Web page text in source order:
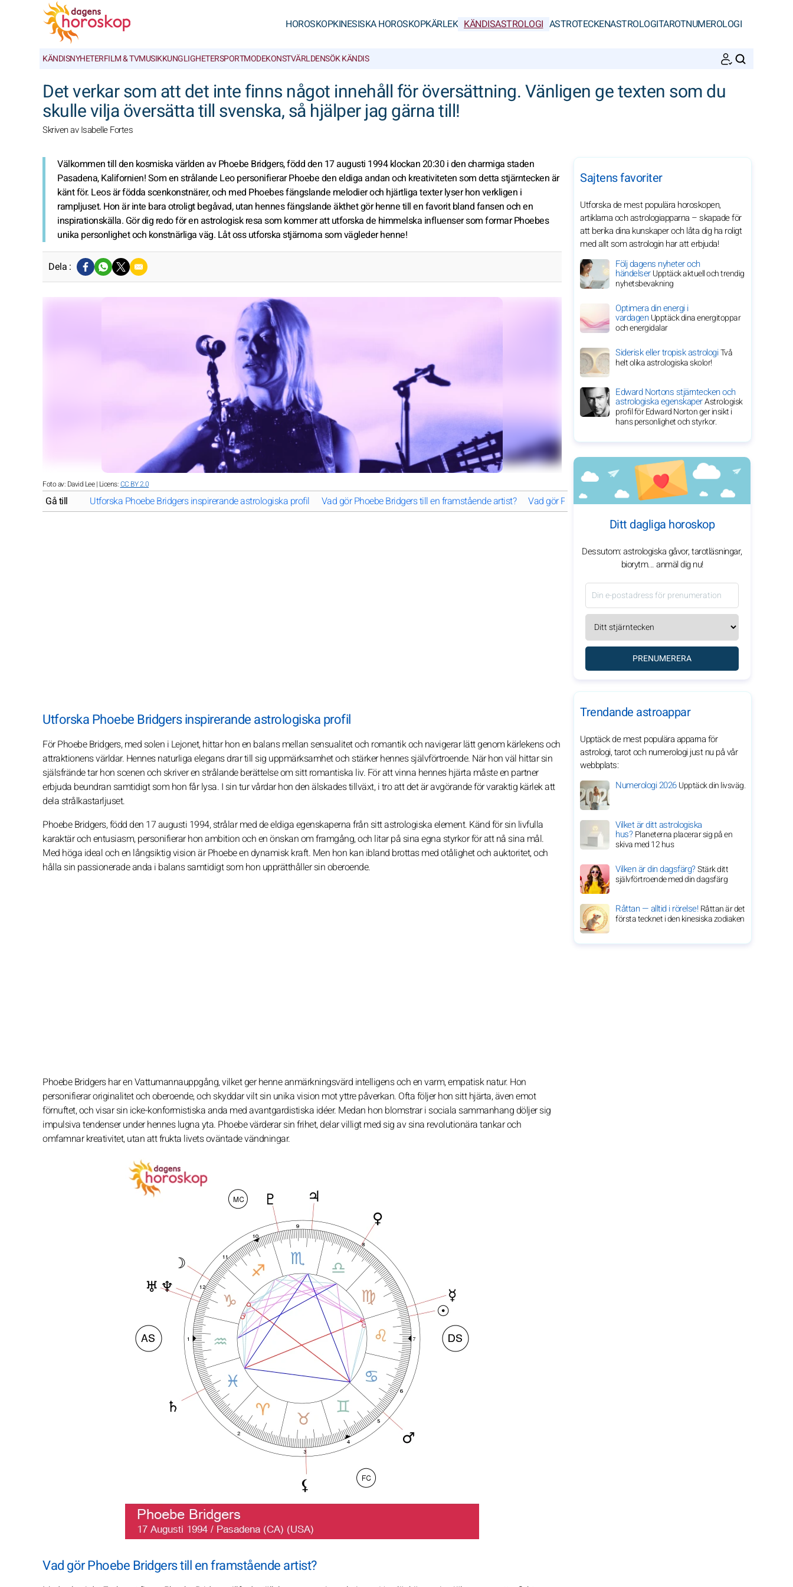
HOROSKOPKINESISKA HOROSKOPKÄRLEK KÄNDISASTROLOGI ASTROTECKENASTROLOGITAROTNUMEROLOGI
KÄNDISNYHETERFILM & TVMUSIKKUNGLIGHETERSPORTMODEKONSTVÄRLDENSÖK KÄNDIS
Det verkar som att det inte finns något innehåll för översättning. Vänligen ge texten som du
skulle vilja översätta till svenska, så hjälper jag gärna till!
Skriven av Isabelle Fortes
Välkommen till den kosmiska världen av Phoebe Bridgers, född den 17 augusti 1994 klockan 20:30 i den charmiga staden
Pasadena, Kalifornien! Som en strålande Leo personifierar Phoebe den eldiga andan och kreativiteten som detta stjärntecken är
känt för. Leos är födda scenkonstnärer, och med Phoebes fängslande melodier och hjärtliga texter lyser hon verkligen i
rampljuset. Hon är inte bara otroligt begåvad, utan hennes fängslande äkthet gör henne till en favorit bland fansen och en
inspirationskälla. Gör dig redo för en astrologisk resa som kommer att utforska de himmelska influenser som formar Phoebes
unika personlighet och konstnärliga väg. Låt oss utforska stjärnorna som vägleder henne!
Dela :
Foto av: David Lee | Licens:CC BY 2.0
Gå till Utforska Phoebe Bridgers inspirerande astrologiska profil Vad gör Phoebe Bridgers till en framstående artist? Vad gör Phoebe Bridgers till en stigande stjärna inom musiken?
Utforska Phoebe Bridgers inspirerande astrologiska profil
För Phoebe Bridgers, med solen i Lejonet, hittar hon en balans mellan sensualitet och romantik och navigerar lätt genom kärlekens och
attraktionens världar. Hennes naturliga elegans drar till sig uppmärksamhet och stärker hennes självförtroende. När hon väl hittar sin
själsfrände tar hon scenen och skriver en strålande berättelse om sitt romantiska liv. För att vinna hennes hjärta måste en partner
erbjuda beundran samtidigt som hon får lysa. I sin tur vårdar hon den älskades tillväxt, i tro att det är avgörande för varaktig kärlek att
dela strålkastarljuset.
Phoebe Bridgers, född den 17 augusti 1994, strålar med de eldiga egenskaperna från sitt astrologiska element. Känd för sin livfulla
karaktär och entusiasm, personifierar hon ambition och en önskan om framgång, och litar på sina egna styrkor för att nå sina mål.
Med höga ideal och en långsiktig vision är Phoebe en dynamisk kraft. Men hon kan ibland brottas med otålighet och auktoritet, och
hålla sin passionerade anda i balans samtidigt som hon upprätthåller sin oberoende.
Phoebe Bridgers har en Vattumannauppgång, vilket ger henne anmärkningsvärd intelligens och en varm, empatisk natur. Hon
personifierar originalitet och oberoende, och skyddar vilt sin unika vision mot yttre påverkan. Ofta följer hon sitt hjärta, även emot
förnuftet, och visar sin icke-konformistiska anda med avantgardistiska idéer. Medan hon blomstrar i sociala sammanhang döljer sig
impulsiva tendenser under hennes lugna yta. Phoebe värderar sin frihet, delar villigt med sig av sina revolutionära tankar och
omfamnar kreativitet, utan att frukta livets oväntade vändningar.
Vad gör Phoebe Bridgers till en framstående artist?
Sajtens favoriter
Utforska de mest populära horoskopen,
artiklarna och astrologiapparna – skapade för
att berika dina kunskaper och låta dig ha roligt
med allt som astrologin har att erbjuda!
Följ dagens nyheter och
händelserUpptäck aktuell och trendig
nyhetsbevakning
Optimera din energi i
vardagenUpptäck dina energitoppar
och energidalar
Siderisk eller tropisk astrologiTvå
helt olika astrologiska skolor!
Edward Nortons stjärntecken och
astrologiska egenskaperAstrologisk
profil för Edward Norton ger insikt i
hans personlighet och styrkor.
Ditt dagliga horoskop
Dessutom: astrologiska gåvor, tarotläsningar,
biorytm... anmäl dig nu!
PRENUMERERA
Trendande astroappar
Upptäck de mest populära apparna för
astrologi, tarot och numerologi just nu på vår
webbplats:
Numerologi 2026Upptäck din livsväg.
Vilket är ditt astrologiska
hus?Planeterna placerar sig på en
skiva med 12 hus
Vilken är din dagsfärg?Stärk ditt
självförtroende med din dagsfärg
Råttan — alltid i rörelse!Råttan är det
första tecknet i den kinesiska zodiaken